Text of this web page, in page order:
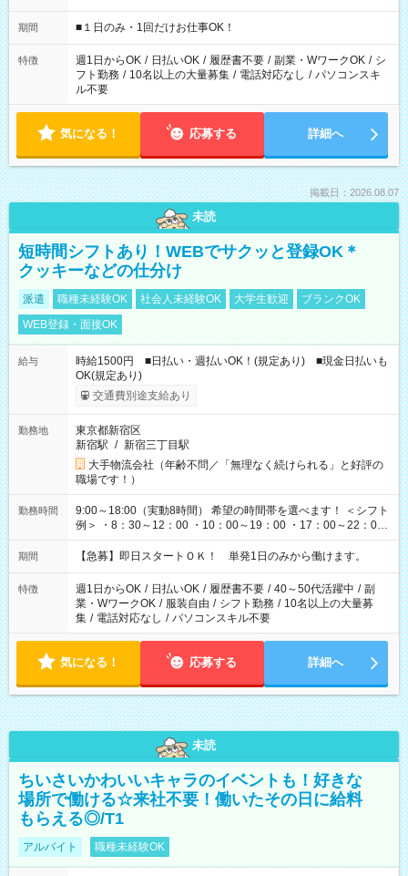
etc ★最短で3時間で5,120円のお仕事から 15時間で2万円近く稼
げるお仕事も！ ご希望のお時間に合わせてご紹介！ ※シフトは
ください！
期間 ■１日のみ・1回だけお仕事OK！
特徴 週1日からOK / 日払いOK / 履歴書不要 / 副業・WワークOK / シ
フト勤務 / 10名以上の大量募集 / 電話対応なし / パソコンスキ
ル不要
気になる！ 応募する 詳細へ
掲載日：2026.08.07
未読
短時間シフトあり！WEBでサクッと登録OK＊
クッキーなどの仕分け
派遣 職種未経験OK 社会人未経験OK 大学生歓迎
ブランクOK
WEB登録・面接OK
給与
時給1500円 ■日払い・週払いOK！(規定あり) ■現金日払いも
OK(規定あり)
交通費別途支給あり
勤務地
東京都新宿区
新宿駅 / 新宿三丁目駅
大手物流会社（年齢不問／「無理なく続けられる」と好評の
職場です！）
勤務時間
9:00～18:00（実動8時間） 希望の時間帯を選べます！ ＜シフト
例＞ ・8：30～12：00 ・10：00～19：00 ・17：00～22：00
・13：00～22：00 ・22：00～翌6：00 など
期間 【急募】即日スタートＯＫ！ 単発1日のみから働けます。
特徴 週1日からOK / 日払いOK / 履歴書不要 / 40～50代活躍中 / 副
業・WワークOK / 服装自由 / シフト勤務 / 10名以上の大量募
集 / 電話対応なし / パソコンスキル不要
気になる！ 応募する 詳細へ
未読
ちいさいかわいいキャラのイベントも！好きな
場所で働ける☆来社不要！働いたその日に給料
もらえる◎/T1
アルバイト 職種未経験OK